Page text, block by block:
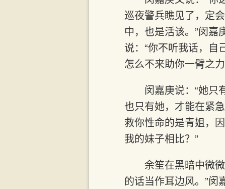
巡夜警兵瞧见了，定
中，也是活该。”闵嘉
说：“你不听我话，
怎么不来助你一臂之
闵嘉庚说：“她只
也只有她，才能在紧
救你性命的是青姐，
我的妹子相比？”
余笙在黑暗中微
的话当作耳边风。”闵